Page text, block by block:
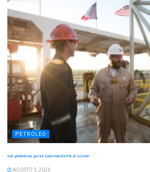
PETRÓLEO
Van petroleros por un aumento de 8 % al salario
AGOSTO 3, 2026